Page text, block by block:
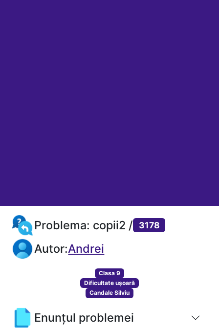
Problema: copii2 / 3178
Autor:Andrei
Clasa 9
Dificultate ușoară
Candale Silviu
Enunțul problemei